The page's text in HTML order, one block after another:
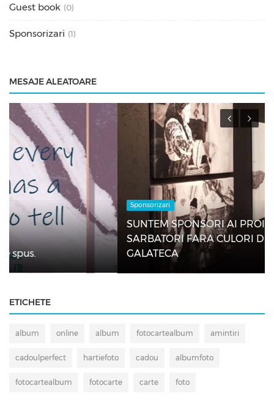
Guest book (0)
Sponsorizari (1)
MESAJE ALEATOARE
Sponsorizari
SUNTEM SPONSORI AI PROIECTULUI
SARBATORI FARA CULORI DE LA GALERIA
GALATECA
ETICHETE
album online album fotocartealbum amintiri
cadoulperfect hartiefoto cadou albumfoto
fotocartealbum fotocarte carte foto